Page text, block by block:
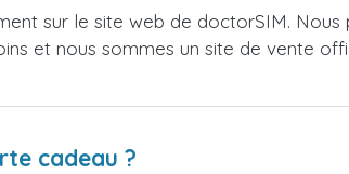
sur le site web de doctorSIM.
et nous sommes un site de vente
cadeau ?